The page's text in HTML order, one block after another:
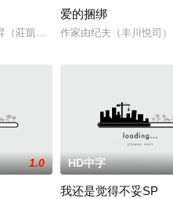
的都市描绘。此作故事简单，但人物
（莊凱勛 飾）是個作風暴烈的刑警
爱的捆绑
作家由纪夫（丰川悦司
1.0 HD中字
我还是觉得不妥SP